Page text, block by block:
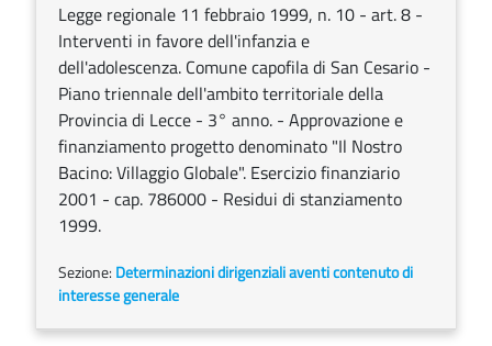
Legge regionale 11 febbraio 1999, n. 10 - art. 8 -
Interventi in favore dell'infanzia e
dell'adolescenza. Comune capofila di San Cesario -
Piano triennale dell'ambito territoriale della
Provincia di Lecce - 3° anno. - Approvazione e
finanziamento progetto denominato "Il Nostro
Bacino: Villaggio Globale". Esercizio finanziario
2001 - cap. 786000 - Residui di stanziamento
1999.
Sezione: Determinazioni dirigenziali aventi contenuto di
interesse generale